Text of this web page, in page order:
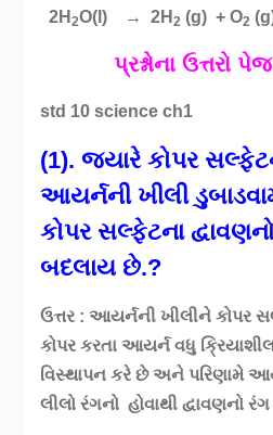
2H 2O(l) → 2H 2 (g) + O2
પ્રશ્નોના ઉત્તરો
std 10 science ch1
(1). જયારે કોપર
આયર્નની ખીલી
કોપર સલ્ફેટના
બદલાય છે.?
ઉત્તર : આયર્નની ખીલીને કોપર
કોપર કરતા આયર્ન વધુ
વિસ્થાપન કરે છે અને પરિણામે
લીલો રંગનો હોવાથી દ્વાવણનો